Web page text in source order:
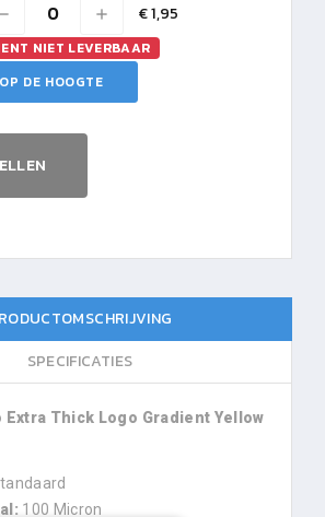
€ 1,95
NIET LEVERBAAR
DE HOOGTE
SPECIFICATIES
Extra Thick Logo Gradient Yellow
100 Micron